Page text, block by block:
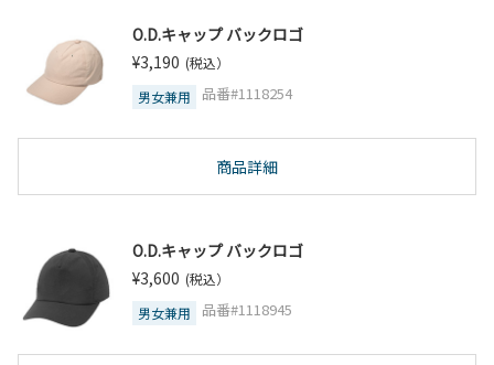
O.D.キャップ バックロゴ
¥3,190 (税込）
男女兼用
品番#1118254
商品詳細
O.D.キャップ バックロゴ
¥3,600 (税込）
男女兼用
品番#1118945